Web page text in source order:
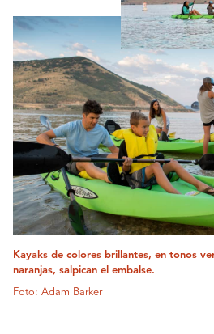
Kayaks de colores brillantes, en tonos
naranjas, salpican el embalse.
Foto: Adam Barker